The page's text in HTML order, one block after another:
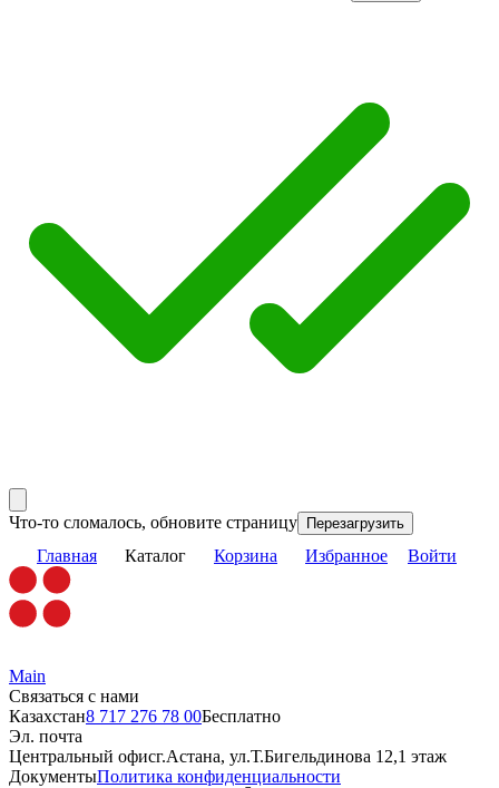
Что-то сломалось, обновите страницу Перезагрузить
Главная Каталог Корзина Избранное Войти
Main
Связаться с нами
Казахстан8 717 276 78 00Бесплатно
Эл. почта
Центральный офисг.Астана, ул.Т.Бигельдинова 12,1 этаж
ДокументыПолитика конфиденциальности